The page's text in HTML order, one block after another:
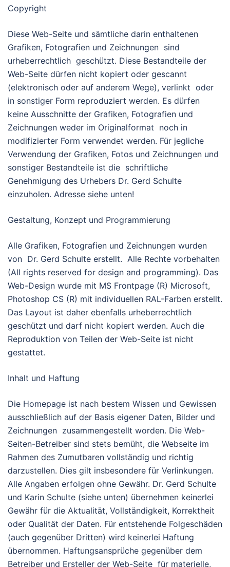
Copyright
Diese Web-Seite und sämtliche darin enthaltenen
Grafiken, Fotografien und Zeichnungen sind
urheberrechtlich geschützt. Diese Bestandteile der
Web-Seite dürfen nicht kopiert oder gescannt
(elektronisch oder auf anderem Wege), verlinkt oder
in sonstiger Form reproduziert werden. Es dürfen
keine Ausschnitte der Grafiken, Fotografien und
Zeichnungen weder im Originalformat noch in
modifizierter Form verwendet werden. Für jegliche
Verwendung der Grafiken, Fotos und Zeichnungen und
sonstiger Bestandteile ist die schriftliche
Genehmigung des Urhebers Dr. Gerd Schulte
einzuholen. Adresse siehe unten!
Gestaltung, Konzept und Programmierung
Alle Grafiken, Fotografien und Zeichnungen wurden
von Dr. Gerd Schulte erstellt. Alle Rechte vorbehalten
(All rights reserved for design and programming). Das
Web-Design wurde mit MS Frontpage (R) Microsoft,
Photoshop CS (R) mit individuellen RAL-Farben erstellt.
Das Layout ist daher ebenfalls urheberrechtlich
geschützt und darf nicht kopiert werden. Auch die
Reproduktion von Teilen der Web-Seite ist nicht
gestattet.
Inhalt und Haftung
Die Homepage ist nach bestem Wissen und Gewissen
ausschließlich auf der Basis eigener Daten, Bilder und
Zeichnungen zusammengestellt worden. Die Web-
Seiten-Betreiber sind stets bemüht, die Webseite im
Rahmen des Zumutbaren vollständig und richtig
darzustellen. Dies gilt insbesondere für Verlinkungen.
Alle Angaben erfolgen ohne Gewähr. Dr. Gerd Schulte
und Karin Schulte (siehe unten) übernehmen keinerlei
Gewähr für die Aktualität, Vollständigkeit, Korrektheit
oder Qualität der Daten. Für entstehende Folgeschäden
(auch gegenüber Dritten) wird keinerlei Haftung
übernommen. Haftungsansprüche gegenüber dem
Betreiber und Ersteller der Web-Seite für materielle,